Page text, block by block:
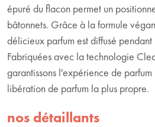
épuré du flacon permet un
bâtonnets. Grâce à la formule
délicieux parfum est diffusé pendant
Fabriquées avec la technologie
garantissons l'expérience de
libération de parfum la plus propre.
nos détaillants